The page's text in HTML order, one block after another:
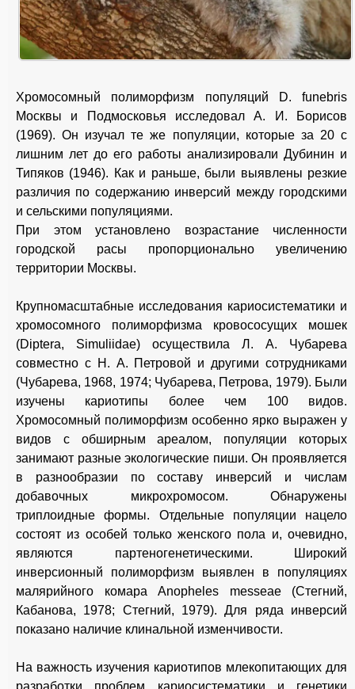
Хромосомный полиморфизм популяций D. funebris
Москвы и Подмосковья исследовал А. И. Борисов
(1969). Он изучал те же популяции, которые за 20 с
лишним лет до его работы анализировали Дубинин и
Типяков (1946). Как и раньше, были выявлены резкие
различия по содержанию инверсий между городскими
и сельскими популяциями.
При этом установлено возрастание численности
городской расы пропорционально увеличению
территории Москвы.
Крупномасштабные исследования кариосистематики и
хромосомного полиморфизма кровососущих мошек
(Diptera, Simuliidae) осуществила Л. А. Чубарева
совместно с Н. А. Петровой и другими сотрудниками
(Чубарева, 1968, 1974; Чубарева, Петрова, 1979). Были
изучены кариотипы более чем 100 видов.
Хромосомный полиморфизм особенно ярко выражен у
видов с обширным ареалом, популяции которых
занимают разные экологические пиши. Он проявляется
в разнообразии по составу инверсий и числам
добавочных микрохромосом. Обнаружены
триплоидные формы. Отдельные популяции нацело
состоят из особей только женского пола и, очевидно,
являются партеногенетическими. Широкий
инверсионный полиморфизм выявлен в популяциях
малярийного комара Anopheles messeae (Стегний,
Кабанова, 1978; Стегний, 1979). Для ряда инверсий
показано наличие клинальной изменчивости.
На важность изучения кариотипов млекопитающих для
разработки проблем кариосистематики и генетики